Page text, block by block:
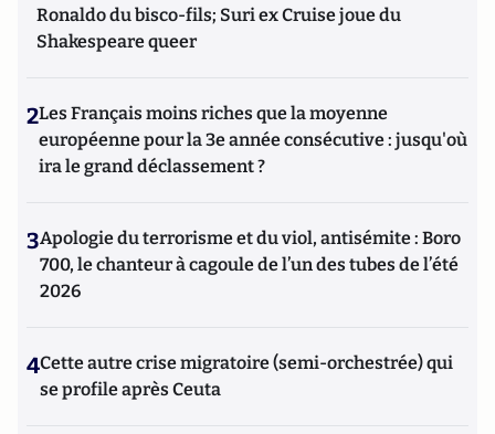
Ronaldo du bisco-fils; Suri ex Cruise joue du
Shakespeare queer
2Les Français moins riches que la moyenne
européenne pour la 3e année consécutive : jusqu'où
ira le grand déclassement ?
3Apologie du terrorisme et du viol, antisémite : Boro
700, le chanteur à cagoule de l’un des tubes de l’été
2026
4Cette autre crise migratoire (semi-orchestrée) qui
se profile après Ceuta